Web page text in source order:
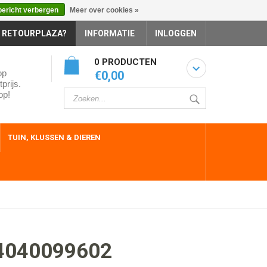
RETOURPLAZA? INFORMATIE INLOGGEN
0 PRODUCTEN
€0,00
TUIN, KLUSSEN & DIEREN
verbergen Meer over cookies »